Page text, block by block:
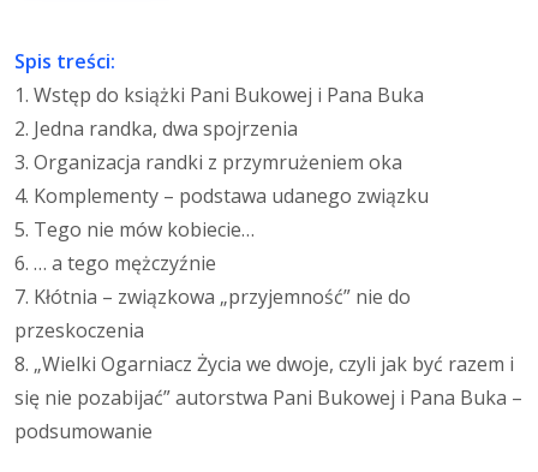
Spis treści:
1. Wstęp do książki Pani Bukowej i Pana Buka
2. Jedna randka, dwa spojrzenia
3. Organizacja randki z przymrużeniem oka
4. Komplementy – podstawa udanego związku
5. Tego nie mów kobiecie…
6. … a tego mężczyźnie
7. Kłótnia – związkowa „przyjemność” nie do
przeskoczenia
8. „Wielki Ogarniacz Życia we dwoje, czyli jak być razem i
się nie pozabijać” autorstwa Pani Bukowej i Pana Buka –
podsumowanie